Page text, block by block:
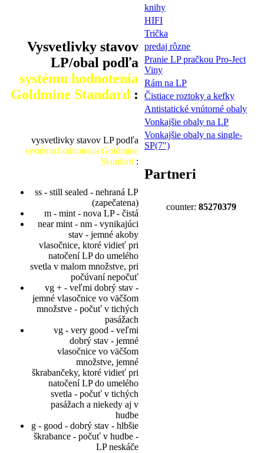
Vysvetlivky stavov
LP/obal podľa
systému hodnotenia
Goldmine Standard :
vysvetlivky stavov LP podľa
systému hodnotenia Goldmine
Standard :
ss - still sealed - nehraná LP
(zapečatena)
m - mint - nova LP - čistá
near mint - nm - vynikajúci
stav - jemné akoby
vlasočnice, ktoré vidieť pri
natočení LP do umelého
svetla v malom množstve, pri
počúvaní nepočuť
vg + - veľmi dobrý stav -
jemné vlasočnice vo väčšom
množstve - počuť v tichých
pasážach
vg - very good - veľmi
dobrý stav - jemné
vlasočnice vo väčšom
množstve, jemné
škrabančeky, ktoré vidieť pri
natočení LP do umelého
svetla - počuť v tichých
pasážach a niekedy aj v
hudbe
g - good - dobrý stav - hlbšie
škrabance - počuť v hudbe -
LP neskáče
knihy
HIFI
Trička
predaj rôzne
Pranie LP pračkou Pro-Ject
Viny
Rám na LP
Čistiace roztoky a kefky
Antistatické vnútorné obaly
Vonkajšie obaly na LP
Vonkajšie obaly na single-
SP(7")
Partneri
counter: 85270379